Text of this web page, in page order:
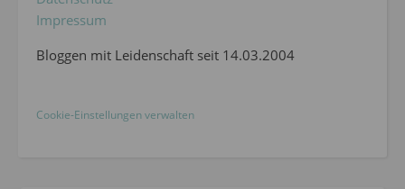
Impressum
Bloggen mit Leidenschaft seit 14.03.2004
Cookie-Einstellungen verwalten